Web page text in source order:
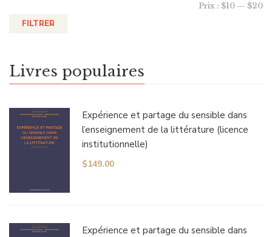
FILTRER
Prix : $10 — $20
Livres populaires
Expérience et partage du sensible dans
l’enseignement de la littérature (licence
institutionnelle)
$149.00
Expérience et partage du sensible dans